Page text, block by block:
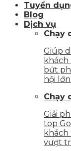
Tuyển
Blog
Dịch vụ
Chạy
Giúp
bứt
hội
Chạy
Giải
top
vượt